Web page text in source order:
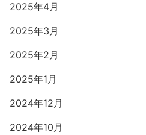
2025年4月
2025年3月
2025年2月
2025年1月
2024年12月
2024年10月